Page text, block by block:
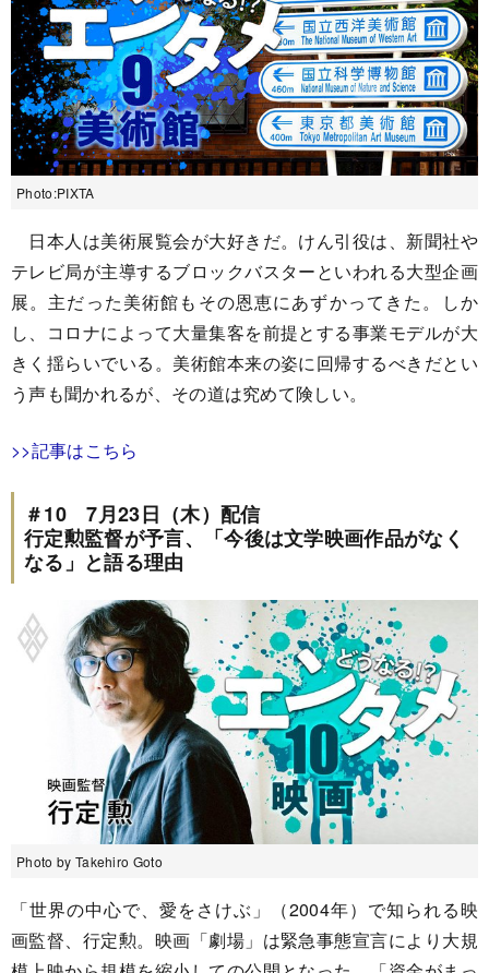
Photo:PIXTA
日本人は美術展覧会が大好きだ。けん引役は、新聞社や
テレビ局が主導するブロックバスターといわれる大型企画
展。主だった美術館もその恩恵にあずかってきた。しか
し、コロナによって大量集客を前提とする事業モデルが大
きく揺らいでいる。美術館本来の姿に回帰するべきだとい
う声も聞かれるが、その道は究めて険しい。
>>記事はこちら
＃10 7月23日（木）配信
行定勲監督が予言、「今後は文学映画作品がなく
なる」と語る理由
Photo by Takehiro Goto
「世界の中心で、愛をさけぶ」（2004年）で知られる映
画監督、行定勲。映画「劇場」は緊急事態宣言により大規